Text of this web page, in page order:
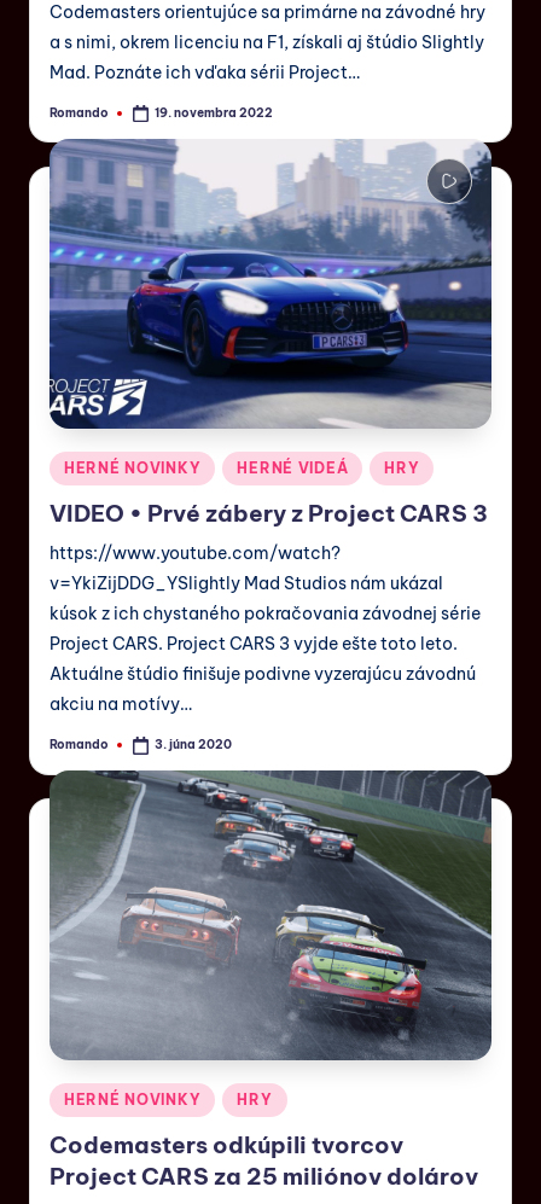
Codemasters orientujúce sa primárne na závodné hry
a s nimi, okrem licenciu na F1, získali aj štúdio Slightly
Mad. Poznáte ich vďaka sérii Project…
Romando 19. novembra 2022
HERNÉ NOVINKY HERNÉ VIDEÁ HRY
VIDEO • Prvé zábery z Project CARS 3
https://www.youtube.com/watch?
v=YkiZijDDG_YSlightly Mad Studios nám ukázal
kúsok z ich chystaného pokračovania závodnej série
Project CARS. Project CARS 3 vyjde ešte toto leto.
Aktuálne štúdio finišuje podivne vyzerajúcu závodnú
akciu na motívy…
Romando 3. júna 2020
HERNÉ NOVINKY HRY
Codemasters odkúpili tvorcov
Project CARS za 25 miliónov dolárov